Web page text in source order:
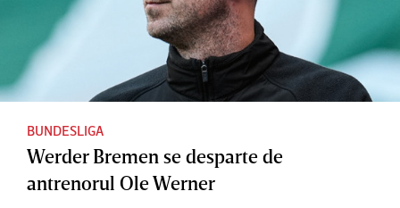
BUNDESLIGA
Werder Bremen se desparte de
antrenorul Ole Werner